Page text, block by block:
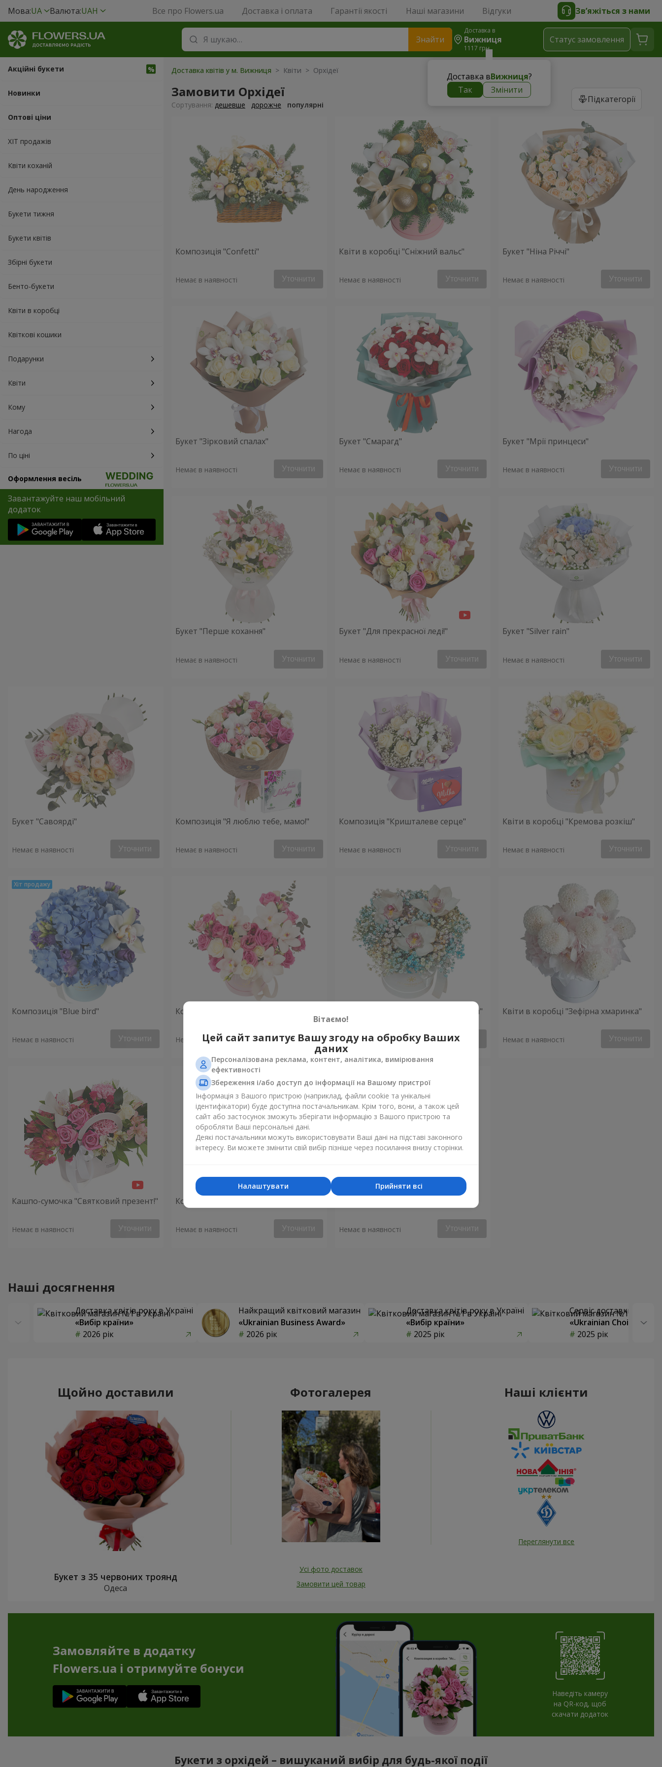
Мова:UA Валюта:UAH Все про Flowers.ua Доставка і оплата Гарантії якості Наші магазини Відгуки Зв’яжіться з нами
Знайти
Доставка в
Вижниця
1117 грн
Доставка вВижниця?
Так
Змінити
Статус замовлення
Акційні букети
Новинки
Оптові ціни
ХІТ продажів
Квіти коханій
День народження
Букети тижня
Букети квітів
Збірні букети
Бенто-букети
Квіти в коробці
Квіткові кошики
Подарунки
Квіти
Кому
Нагода
По ціні
Оформлення весіль
Завантажуйте наш мобільний
додаток
Доставка квітів у м. Вижниця > Квіти > Орхідеї
Замовити Орхідеї Підкатегорії
Сортування: дешевше дорожче популярні
Композиція "Confetti"
Немає в наявності Уточнити
Квіти в коробці "Сніжний вальс"
Немає в наявності Уточнити
Букет "Ніна Річчі"
Немає в наявності Уточнити
Букет "Зірковий спалах"
Немає в наявності Уточнити
Букет "Смарагд"
Немає в наявності Уточнити
Букет "Мрії принцеси"
Немає в наявності Уточнити
Букет "Перше кохання"
Немає в наявності Уточнити
Букет "Для прекрасної леді!"
Немає в наявності Уточнити
Букет "Silver rain"
Немає в наявності Уточнити
Букет "Савоярді"
Немає в наявності Уточнити
Композиція "Я люблю тебе, мамо!"
Немає в наявності Уточнити
Композиція "Кришталеве серце"
Немає в наявності Уточнити
Квіти в коробці "Кремова розкіш"
Немає в наявності Уточнити
Композиція "Blue bird"
Немає в наявності Уточнити
Композиція "Квітка Цісик"
Немає в наявності Уточнити
Квіти в коробці "Райдужний настрій"
Немає в наявності Уточнити
Квіти в коробці "Зефірна хмаринка"
Немає в наявності Уточнити
Кашпо-сумочка "Святковий презент!"
Немає в наявності Уточнити
Композиція "Монако"
Немає в наявності Уточнити Немає в наявності Уточнити
Наші досягнення
Доставка квітів року в Україні
«Вибір країни»
2026 рік
Найкращий квітковий магазин
«Ukrainian Business Award»
2026 рік
Доставка квітів року в Україні
«Вибір країни»
2025 рік
Сервіс доставки квітів
«Ukrainian Choice»
2025 рік
Щойно доставили
Букет з 35 червоних троянд
Одеса
Фотогалерея
Усі фото доставок
Замовити цей товар
Наші клієнти
Переглянути все
Замовляйте в додатку
Flowers.ua і отримуйте бонуси
Наведіть камеру
на QR-код, щоб
скачати додаток
Букети з орхідей – вишуканий вибір для будь-якої події
Вітаємо!
Цей сайт запитує Вашу згоду на обробку Ваших
даних
Персоналізована реклама, контент, аналітика, вимірювання
ефективності
Збереження і/або доступ до інформації на Вашому пристрої
Інформація з Вашого пристрою (наприклад, файли cookie та унікальні
ідентифікатори) буде доступна постачальникам. Крім того, вони, а також цей
сайт або застосунок зможуть зберігати інформацію з Вашого пристрою та
обробляти Ваші персональні дані.
Деякі постачальники можуть використовувати Ваші дані на підставі законного
інтересу. Ви можете змінити свій вибір пізніше через посилання внизу сторінки.
Прийняти всі
Налаштувати